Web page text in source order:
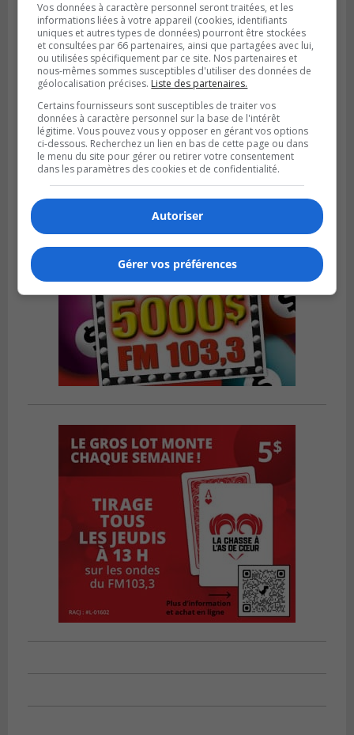
VIEUX-LONGUEUIL
Publié le 31 juillet 2026 à 14h20
Le RTL dévoile sa nouvelle flotte de
transport adapté
Vos données à caractère personnel seront traitées, et les
informations liées à votre appareil (cookies, identifiants
uniques et autres types de données) pourront être stockées
et consultées par 66 partenaires, ainsi que partagées avec lui,
ou utilisées spécifiquement par ce site. Nos partenaires et
nous-mêmes sommes susceptibles d'utiliser des données de
géolocalisation précises. Liste des partenaires.
Certains fournisseurs sont susceptibles de traiter vos
données à caractère personnel sur la base de l'intérêt
légitime. Vous pouvez vous y opposer en gérant vos options
ci-dessous. Recherchez un lien en bas de cette page ou dans
le menu du site pour gérer ou retirer votre consentement
dans les paramètres des cookies et de confidentialité.
Autoriser
Gérer vos préférences